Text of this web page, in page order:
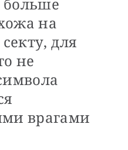
больше
на
для
не
врагами